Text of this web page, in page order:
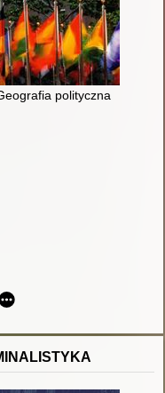
polityczna
wobec państw